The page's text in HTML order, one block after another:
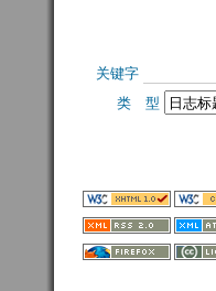
关键字
类 型